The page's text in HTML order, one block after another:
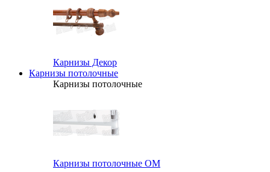
Карнизы Декор
Карнизы потолочные
Карнизы потолочные
Карнизы потолочные ОМ